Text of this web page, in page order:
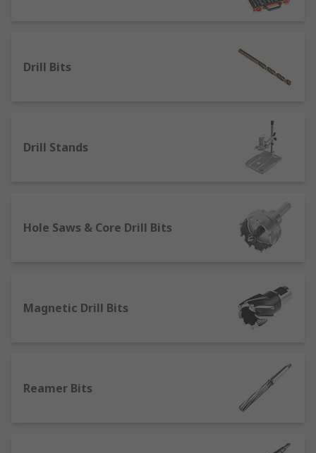
Specialist drill bits, such as tile, glass, cone
and step bits
Drill Bits
Drill Stands
Hole Saws & Core Drill Bits
Magnetic Drill Bits
Reamer Bits